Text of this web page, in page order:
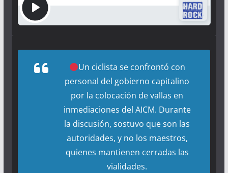
Un ciclista se confrontó con
personal del gobierno capitalino
por la colocación de vallas en
inmediaciones del AICM. Durante
la discusión, sostuvo que son las
autoridades, y no los maestros,
quienes mantienen cerradas las
vialidades.